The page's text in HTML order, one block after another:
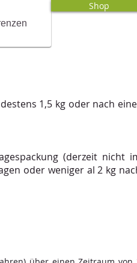
Shop
1,5 kg oder nach
(derzeit nicht
oder weniger al 2 kg